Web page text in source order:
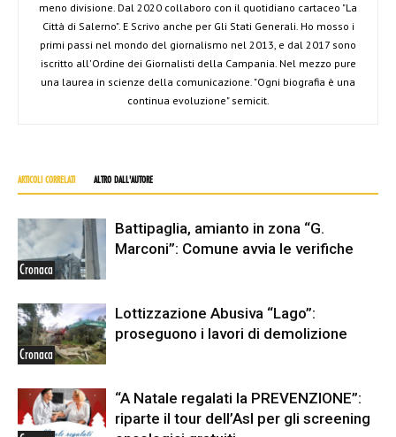
meno divisione. Dal 2020 collaboro con il quotidiano cartaceo "La
Città di Salerno". E Scrivo anche per Gli Stati Generali. Ho mosso i
primi passi nel mondo del giornalismo nel 2013, e dal 2017 sono
iscritto all'Ordine dei Giornalisti della Campania. Nel mezzo pure
una laurea in scienze della comunicazione. "Ogni biografia è una
continua evoluzione" semicit.
ARTICOLI CORRELATI ALTRO DALL'AUTORE
Cronaca
Battipaglia, amianto in zona “G.
Marconi”: Comune avvia le verifiche
Cronaca
Lottizzazione Abusiva “Lago”:
proseguono i lavori di demolizione
“A Natale regalati la PREVENZIONE”:
riparte il tour dell’Asl per gli screening